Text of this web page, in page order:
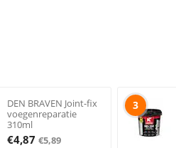
DEN BRAVEN Joint-fix
voegenreparatie
310ml
€4,87 €5,89
3